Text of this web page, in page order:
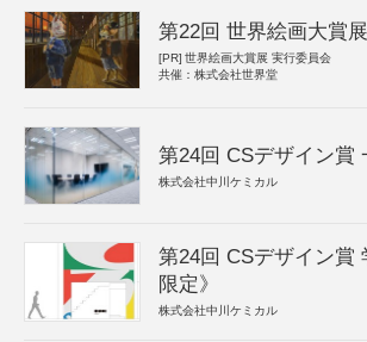
第22回 世界絵画大賞
[PR] 世界絵画大賞展 実行委員会
共催：株式会社世界堂
第24回 CSデザイン賞
株式会社中川ケミカル
第24回 CSデザイン賞
限定》
株式会社中川ケミカル